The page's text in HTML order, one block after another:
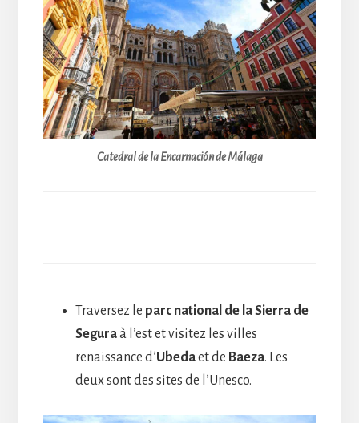
Catedral de la Encarnación de Málaga
Traversez le parc national de la Sierra de
Seguraà l’est et visitez les villes
renaissance d’Ubedaet de Baeza. Les
deux sont des sites de l’Unesco.